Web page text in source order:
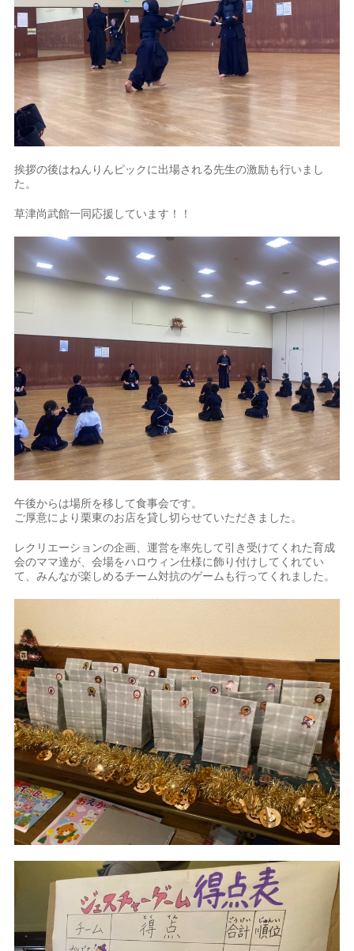
挨拶の後はねんりんピックに出場される先生の激励も行いまし
た。
草津尚武館一同応援しています！！
午後からは場所を移して食事会です。
ご厚意により栗東のお店を貸し切らせていただきました。
レクリエーションの企画、運営を率先して引き受けてくれた育成
会のママ達が、会場をハロウィン仕様に飾り付けしてくれてい
て、みんなが楽しめるチーム対抗のゲームも行ってくれました。